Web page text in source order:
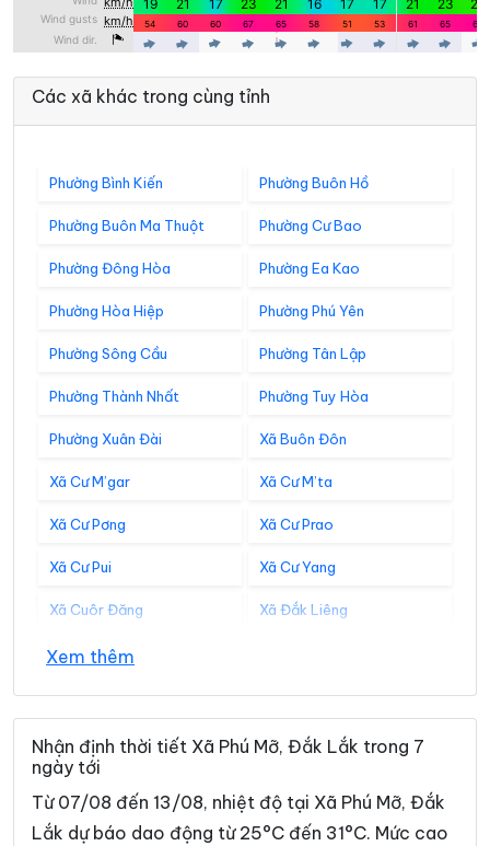
Các xã khác trong cùng tỉnh
Phường Bình Kiến Phường Buôn Hồ
Phường Buôn Ma Thuột Phường Cư Bao
Phường Đông Hòa Phường Ea Kao
Phường Hòa Hiệp Phường Phú Yên
Phường Sông Cầu Phường Tân Lập
Phường Thành Nhất Phường Tuy Hòa
Phường Xuân Đài Xã Buôn Đôn
Xã Cư M’gar Xã Cư M’ta
Xã Cư Pơng Xã Cư Prao
Xã Cư Pui Xã Cư Yang
Xã Cuôr Đăng Xã Đắk Liêng
Xã Đắk Phơi
Xã Dliê Ya Xã Đồng Xuân
Xã Dray Bhăng Xã Đức Bình
Xã Dur Kmăl
Xã Ea Bung Xã Ea Drăng
Xem thêm
Nhận định thời tiết Xã Phú Mỡ, Đắk Lắk trong 7
ngày tới
Từ 07/08 đến 13/08, nhiệt độ tại Xã Phú Mỡ, Đắk
Lắk dự báo dao động từ 25°C đến 31°C. Mức cao